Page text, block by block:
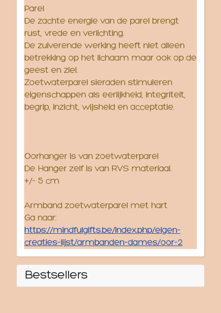
Parel
De zachte energie van de parel brengt
rust, vrede en verlichting.
De zuiverende werking heeft niet alleen
betrekking op het lichaam maar ook op de
geest en ziel.
Zoetwaterparel sieraden stimuleren
eigenschappen als eerlijkheid, integriteit,
begrip, inzicht, wijsheid en acceptatie.
Oorhanger is van zoetwaterparel
De Hanger zelf is van RVS materiaal.
+/- 5 cm
Armband zoetwaterparel met hart
Ga naar:
https://mindfulgifts.be/index.php/eigen-
creaties-lijst/armbanden-dames/oor-2
Bestsellers